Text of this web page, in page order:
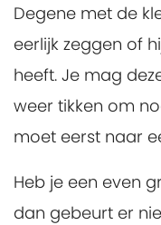
Degene met de
eerlijk zeggen of
heeft. Je mag
weer tikken om
moet eerst naar
Heb je een even
dan gebeurt er